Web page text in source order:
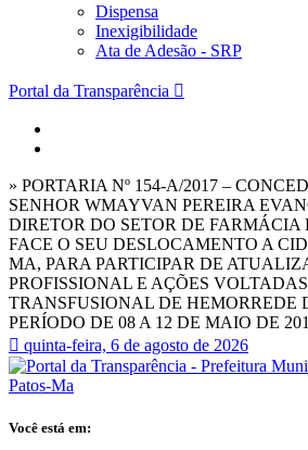
Dispensa
Inexigibilidade
Ata de Adesão - SRP
Portal da Transparência
» PORTARIA Nº 154-A/2017 –
SENHOR WMAYVAN PEREIRA
DIRETOR DO SETOR DE FARMÁCIA
FACE O SEU DESLOCAMENTO A
MA, PARA PARTICIPAR DE
PROFISSIONAL E AÇÕES
TRANSFUSIONAL DE HEMORREDE
PERÍODO DE 08 A 12 DE MAIO DE
quinta-feira, 6 de agosto de 2026
Você está em: